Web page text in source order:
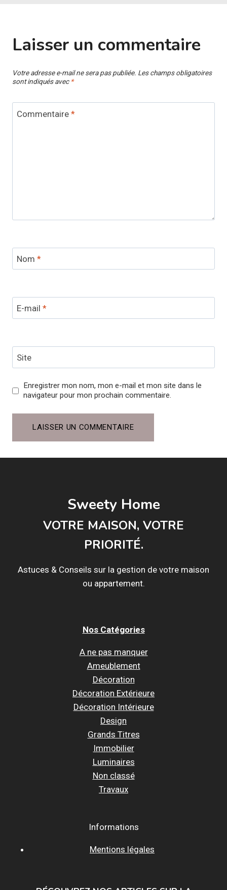
Laisser un commentaire
Votre adresse e-mail ne sera pas publiée. Les champs obligatoires
sont indiqués avec *
Commentaire *
Nom *
E-mail *
Site
Enregistrer mon nom, mon e-mail et mon site dans le
navigateur pour mon prochain commentaire.
Sweety Home
VOTRE MAISON, VOTRE
PRIORITÉ.
Astuces & Conseils sur la gestion de votre maison
ou appartement.
Nos Catégories
A ne pas manquer
Ameublement
Décoration
Décoration Extérieure
Décoration Intérieure
Design
Grands Titres
Immobilier
Luminaires
Non classé
Travaux
Informations
Mentions légales